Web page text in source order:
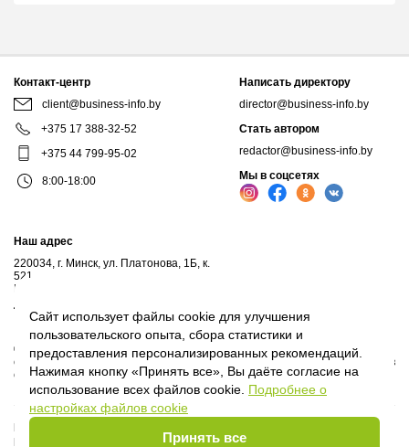
Сайт использует файлы cookie для улучшения
пользовательского опыта, сбора статистики и
предоставления персонализированных рекомендаций.
Нажимая кнопку «Принять все», Вы даёте согласие на
использование всех файлов cookie. Подробнее о
настройках файлов cookie
Принять все
© 2017-2026, ООО "Профессиональные правовые системы", входит в
структуру компаний Владимира Гревцова. Воспроизведение материалов
сайта без письменного согласия владельца запрещено.
Контакт-центр
client@business-info.by
+375 17 388-32-52
+375 44 799-95-02
8:00-18:00
Написать директору
director@business-info.by
Стать автором
redactor@business-info.by
Мы в соцсетях
Наш адрес
220034, г. Минск, ул. Платонова, 1Б, к.
521
Почтовый адрес: а/я 102, 220034, г.Минск
Личный кабинет
Политика видеонаблюдения